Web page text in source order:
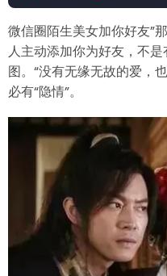
微信圈陌生美女加你好友”
人主动添加你为好友，不
图。“没有无缘无故的爱，
必有“隐情”。